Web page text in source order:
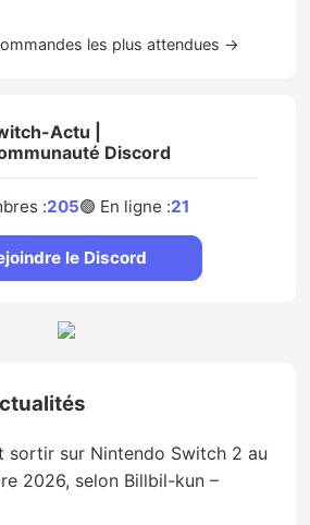
les plus attendues →
Actu |
Discord
:205🟢 En ligne :21
le Discord
sortir sur Nintendo Switch 2 au
2026, selon Billbil-kun –